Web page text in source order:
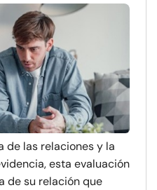
de las relaciones y la
esta evaluación
de su relación que